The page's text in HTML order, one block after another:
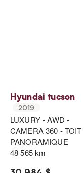
Hyundai tucson
2019
LUXURY - AWD -
CAMERA 360 - TOIT
PANORAMIQUE
48 565 km